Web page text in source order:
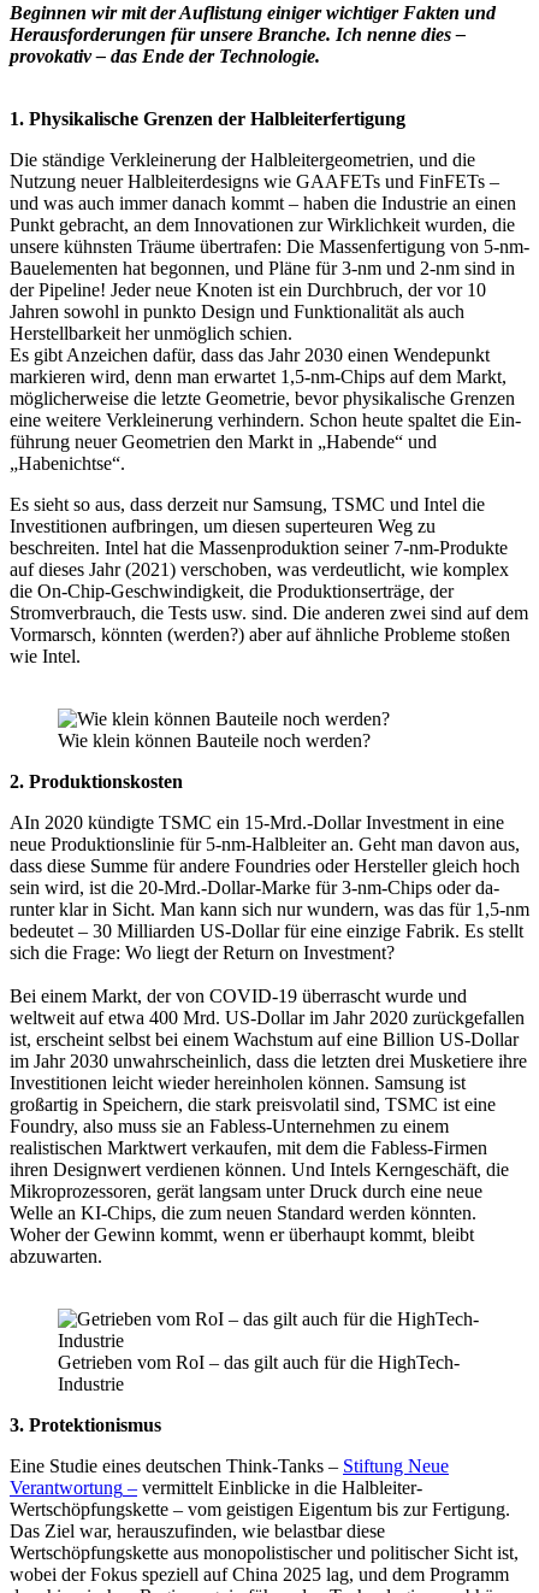
Beginnen wir mit der Auflistung einiger wichtiger Fakten und
Herausforderungen für unsere Branche. Ich nenne dies –
provokativ – das Ende der Technologie.
1. Physikalische Grenzen der Halbleiter­fertigung
Die ständige Verkleinerung der Halbleiter­geo­metrien, und die
Nutzung neuer Halbleiter­designs wie GAAFETs und FinFETs –
und was auch immer danach kommt – haben die Industrie an einen
Punkt gebracht, an dem Innovationen zur Wirklichkeit wurden, die
unsere kühnsten Träume übertrafen: Die Massenfertigung von 5-nm-
Bauelementen hat begonnen, und Pläne für 3-nm und 2-nm sind in
der Pipeline! Jeder neue Knoten ist ein Durchbruch, der vor 10
Jahren sowohl in punkto Design und Funk­tio­nalität als auch
Herstellbarkeit her unmöglich schien.
Es gibt Anzeichen dafür, dass das Jahr 2030 einen Wendepunkt
markieren wird, denn man erwartet 1,5-nm-Chips auf dem Markt,
mög­li­cherweise die letzte Geometrie, bevor phy­si­kalische Grenzen
eine weitere Ver­klei­nerung verhindern. Schon heute spaltet die Ein­
füh­rung neuer Geometrien den Markt in „Ha­ben­de“ und
„Habenichtse“.
Es sieht so aus, dass derzeit nur Samsung, TSMC und Intel die
Investitionen aufbrin­gen, um diesen superteuren Weg zu
beschreiten. Intel hat die Massenpro­duktion seiner 7-nm-Produkte
auf dieses Jahr (2021) verschoben, was verdeutlicht, wie komplex
die On-Chip-Geschwindigkeit, die Produktionserträge, der
Stromverbrauch, die Tests usw. sind. Die anderen zwei sind auf dem
Vormarsch, könn­ten (werden?) aber auf ähnliche Probleme stoßen
wie Intel.
Wie klein können Bauteile noch werden?
2. Produktionskosten
AIn 2020 kündigte TSMC ein 15-Mrd.-Dollar Investment in eine
neue Produktionslinie für 5-nm-Halbleiter an. Geht man davon aus,
dass diese Summe für andere Foundries oder Hersteller gleich hoch
sein wird, ist die 20-Mrd.-Dollar-Marke für 3-nm-Chips oder da­
runter klar in Sicht. Man kann sich nur wun­dern, was das für 1,5-nm
bedeutet – 30 Milliarden US-Dollar für eine einzige Fabrik. Es stellt
sich die Frage: Wo liegt der Return on Investment?
Bei einem Markt, der von COVID-19 überrascht wurde und
weltweit auf etwa 400 Mrd. US-Dol­lar im Jahr 2020 zurückgefallen
ist, erscheint selbst bei einem Wachstum auf eine Billion US-Dollar
im Jahr 2030 unwahrscheinlich, dass die letzten drei Musketiere ihre
Investitionen leicht wieder hereinholen können. Samsung ist
großartig in Spei­chern, die stark preisvolatil sind, TSMC ist eine
Foundry, also muss sie an Fabless-Unter­nehmen zu einem
realistischen Marktwert verkaufen, mit dem die Fabless-Fir­men
ihren Designwert verdienen können. Und Intels Kerngeschäft, die
Mikroprozes­soren, gerät langsam unter Druck durch eine neue
Welle an KI-Chips, die zum neuen Standard werden könnten.
Woher der Gewinn kommt, wenn er überhaupt kommt, bleibt
abzuwarten.
Getrieben vom RoI – das gilt auch für die HighTech-
Industrie
3. Protektionismus
Eine Studie eines deutschen Think-Tanks – Stiftung Neue
Verantwortung – vermittelt Einblicke in die Halbleiter-
Wertschöpfungs­kette – vom geistigen Eigentum bis zur Fertigung.
Das Ziel war, herauszufinden, wie belastbar diese
Wertschöpfungskette aus monopolistischer und politischer Sicht ist,
wobei der Fokus speziell auf China 2025 lag, und dem Programm